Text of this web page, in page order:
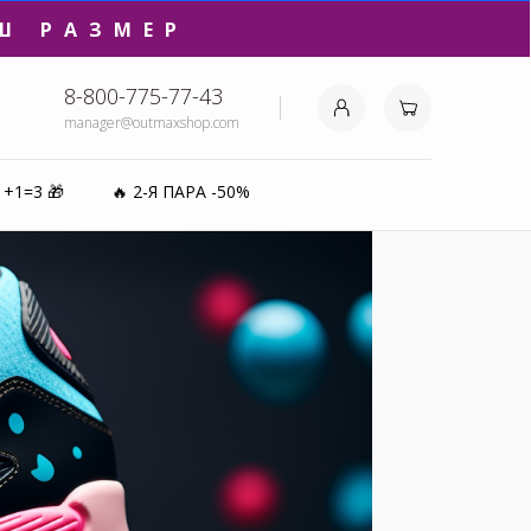
РАЗМЕР
8-800-775-77-43
manager@outmaxshop.com
🎁 🔥 2-Я ПАРА -50%